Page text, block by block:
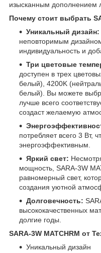
изысканным дополнением
Почему стоит выбрать
Уникальный дизайн:
неповторимым
индивидуальность и
Три цветовые
доступен в трех
белый), 4200K
белый). Вы можете
лучше всего
создаст желаемую
потребляет всего 3 Вт,
энергоэффективным.
Яркий свет:
мощность, SARA-3W
равномерный свет,
создания уютной
Долговечность:
высококачественных
долгие годы.
SARA-3W MATCHRM от
Уникальный дизайн